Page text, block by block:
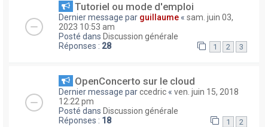
Tutoriel ou mode d'emploi
Dernier message par guillaume « sam. juin 03,
2023 10:53 am
Posté dans Discussion générale
Réponses : 28 1 2 3
OpenConcerto sur le cloud
Dernier message parccedric « ven. juin 15, 2018
12:22 pm
Posté dans Discussion générale
Réponses : 18 1 2